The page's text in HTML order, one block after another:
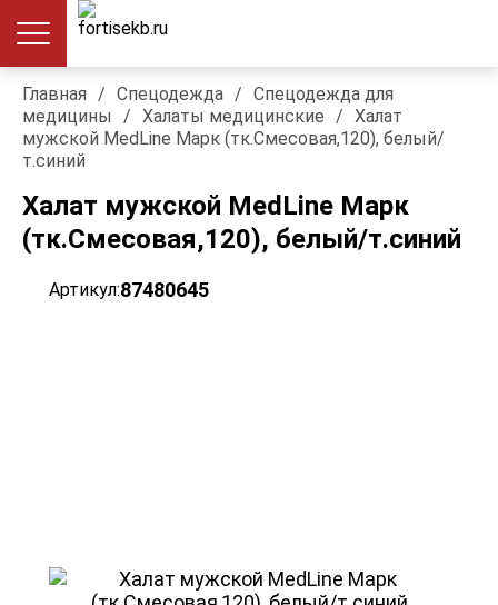
Главная / Спецодежда / Спецодежда для
медицины
/ Халаты медицинские / Халат
мужской MedLine Марк (тк.Смесовая,120), белый/
т.синий
Халат мужской MedLine Марк
(тк.Смесовая,120), белый/т.синий
Артикул:87480645